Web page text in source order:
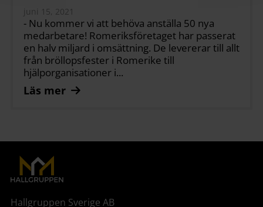
juni 15, 2021
- Nu kommer vi att behöva anställa 50 nya
medarbetare! Romeriksföretaget har passerat
en halv miljard i omsättning. De levererar till allt
från bröllopsfester i Romerike till
hjälporganisationer i...
Läs mer
Hallgruppen Sverige AB